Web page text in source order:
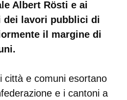
Albert Rösti e ai
lavori pubblici di
il margine di
città e comuni esortano
e i cantoni a